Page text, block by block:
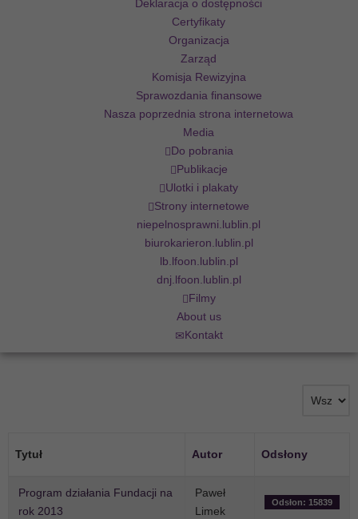
Deklaracja o dostępności
Certyfikaty
Organizacja
Zarząd
Komisja Rewizyjna
Sprawozdania finansowe
Nasza poprzednia strona internetowa
Media
Do pobrania
Publikacje
Ulotki i plakaty
Strony internetowe
niepelnosprawni.lublin.pl
biurokarieron.lublin.pl
lb.lfoon.lublin.pl
dnj.lfoon.lublin.pl
Filmy
About us
Kontakt
Tytuł Autor Odsłony
Program działania Fundacji na
rok 2013
Paweł
Limek
Odsłon: 15839